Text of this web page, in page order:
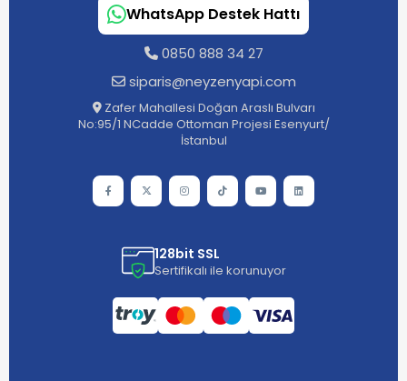
WhatsApp Destek Hattı
0850 888 34 27
siparis@neyzenyapi.com
Zafer Mahallesi Doğan Araslı Bulvarı
No:95/1 NCadde Ottoman Projesi Esenyurt/
İstanbul
128bit SSL
Sertifikalı ile korunuyor